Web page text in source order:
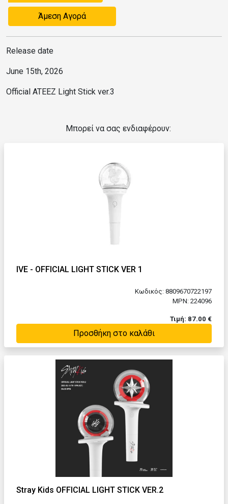
Άμεση Αγορά
Release date
June 15th, 2026
Official ATEEZ Light Stick ver.3
Μπορεί να σας ενδιαφέρουν:
IVE - OFFICIAL LIGHT STICK VER 1
Κωδικός: 8809670722197
MPN: 224096
Τιμή: 87.00 €
Προσθήκη στο καλάθι
Stray Kids OFFICIAL LIGHT STICK VER.2